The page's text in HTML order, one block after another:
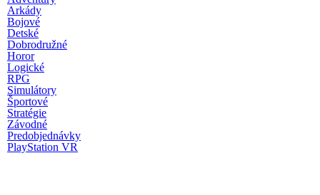
Arkády
Bojové
Detské
Dobrodružné
Horor
Logické
RPG
Simulátory
Športové
Stratégie
Závodné
Predobjednávky
PlayStation VR